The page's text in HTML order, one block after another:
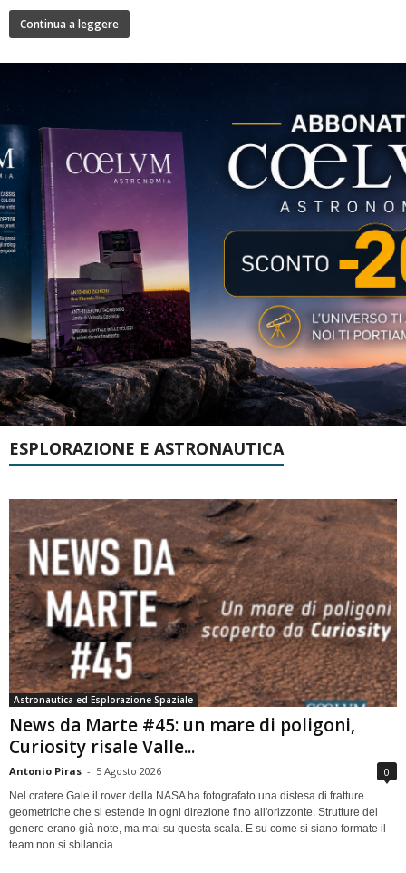
Continua a leggere
ESPLORAZIONE E ASTRONAUTICA
Astronautica ed Esplorazione Spaziale
News da Marte #45: un mare di poligoni,
Curiosity risale Valle...
Antonio Piras - 5 Agosto 2026 0
Nel cratere Gale il rover della NASA ha fotografato una distesa di fratture
geometriche che si estende in ogni direzione fino all'orizzonte. Strutture del
genere erano già note, ma mai su questa scala. E su come si siano formate il
team non si sbilancia.